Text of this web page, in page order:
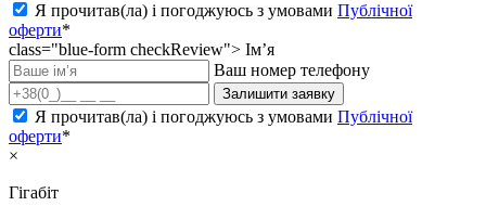
Я прочитав(ла) і погоджуюсь з умовами Публічної
оферти*
class="blue-form checkReview"> Ім’я
Ваш номер телефону
Залишити заявку
Я прочитав(ла) і погоджуюсь з умовами Публічної
оферти*
×
Гігабіт